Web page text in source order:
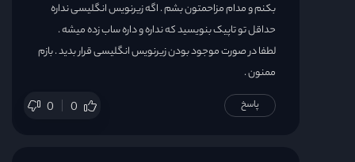
بکنم و مدام مزاحمتون بشم . اگه زیرنویس انگلیسی نداره
حداقل تو تاپیک بنویسید که نداره و داره ساب زده میشه .
لطفا در صورت موجود بودن زیرنویس انگلیسی قرار بدید . بازم
ممنون .
0 0 پاسخ